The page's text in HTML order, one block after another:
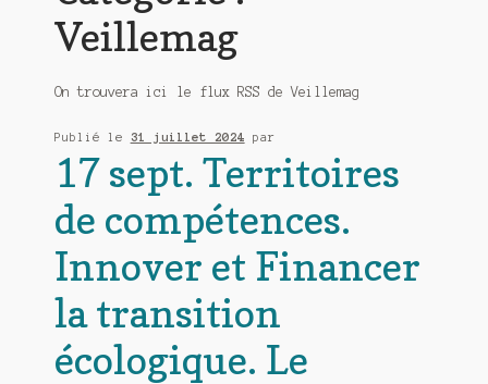
EspritsCo
FLA Consultants
KB Crawl
Outilsfroids.net
RSS Circus
Sindup
Veillemag
On trouvera ici le flux RSS de Veillemag
Publié le 31 juillet 2024 par
17 sept. Territoires
de compétences.
Innover et Financer
la transition
écologique. Le